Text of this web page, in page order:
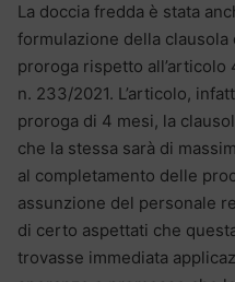
La doccia fredda è stata
formulazione della
proroga rispetto
n. 233/2021. L’articolo,
proroga di 4 mesi, la
che la stessa sarà di
al completamento delle
assunzione del personale
di certo aspettati che
trovasse immediata